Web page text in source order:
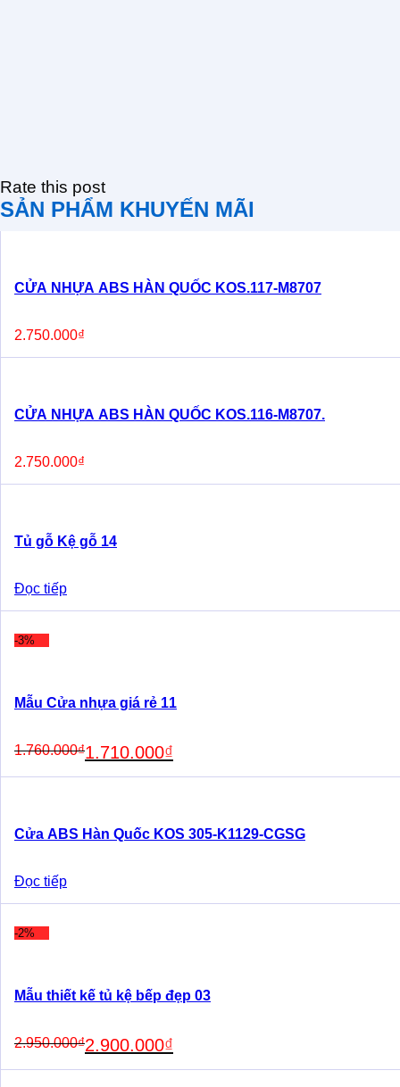
Rate this post
SẢN PHẨM KHUYẾN MÃI
CỬA NHỰA ABS HÀN QUỐC KOS.117-M8707
2.750.000₫
CỬA NHỰA ABS HÀN QUỐC KOS.116-M8707.
2.750.000₫
Tủ gỗ Kệ gỗ 14
Đọc tiếp
-3%
Mẫu Cửa nhựa giá rẻ 11
1.760.000₫
price
was:
1.710.000₫
price
is:
Cửa ABS Hàn Quốc KOS 305-K1129-CGSG
Đọc tiếp
-2%
Mẫu thiết kế tủ kệ bếp đẹp 03
2.950.000₫
price
was:
2.900.000₫
price
is: